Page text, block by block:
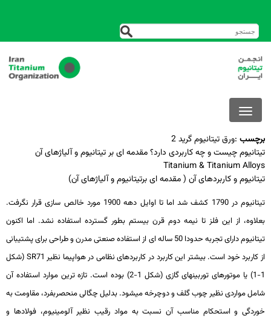
برچسب :ورق تیتانیوم گرید 2
تیتانیوم چیست و چه کاربردی دارد؟ مقدمه ای بر تیتانیوم و آلیاژهای آن
Titanium & Titanium Alloys
تیتانیوم و کاربردهای آن ( مقدمه ای برتیتانیوم و آلیاژهای آن)
تیتانیوم در 1790 کشف شد اما تا اوایل دهه 1900 مورد خالص ­سازی قرار نگرفت.
بعلاوه، از این فلز تا نیمه دوم قرن بیستم بطور گسترده استفاده نشد. اما اکنون
تیتانیوم دارای تجربه حدودا 50 ساله­ ای از استفاده صنعتی مدرن و طراحی برای پشتیبانی
از کاربرد خود است. بیشتر این کاربرد در کاربردهای نظامی در هواپیما نظیر SR71 (شکل
1-1) یا موتورهای توربین­های گازی (شکل 1-2) بوده است. تازه­ ترین موارد استفاده آن
شامل مواردی نظیر چوب گلف و دوچرخه می­شود. بدلیل چگالی منحصربفرد، مقاومت به
خوردگی و استحکام مناسب آن نسبت به مواد رقیب نظیر آلومینیوم، فولادها و